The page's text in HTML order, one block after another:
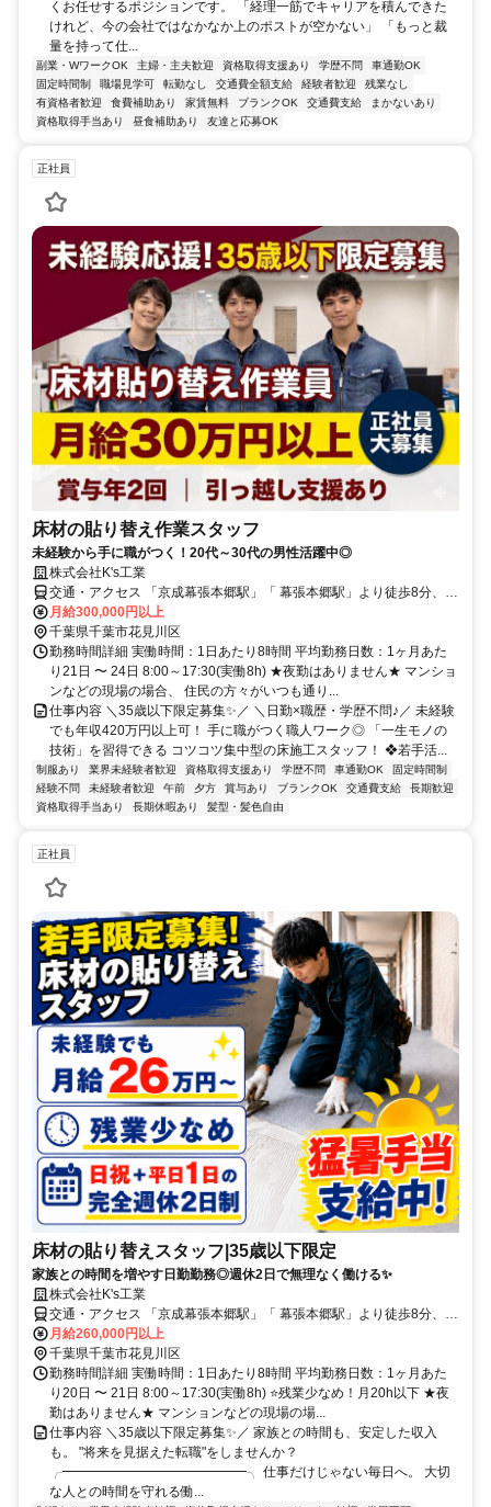
くお任せするポジションです。 「経理一筋でキャリアを積んできた
けれど、今の会社ではなかなか上のポストが空かない」 「もっと裁
量を持って仕...
副業・WワークOK 主婦・主夫歓迎 資格取得支援あり 学歴不問
車通勤OK
固定時間制
職場見学可 転勤なし 交通費全額支給 経験者歓迎
残業なし
有資格者歓迎
食費補助あり 家賃無料 ブランクOK 交通費支給
まかないあり
資格取得手当あり
昼食補助あり 友達と応募OK
正社員
床材の貼り替え作業スタッフ
未経験から手に職がつく！20代～30代の男性活躍中◎
株式会社K's工業
交通・アクセス 「京成幕張本郷駅」「 幕張本郷駅」より徒歩8分、
「京成大久保駅」より徒歩21分
月給300,000円以上
千葉県千葉市花見川区
勤務時間詳細 実働時間：1日あたり8時間 平均勤務日数：1ヶ月あた
り21日 〜 24日 8:00～17:30(実働8h) ★夜勤はありません★ マンショ
ンなどの現場の場合、 住民の方々がいつも通り...
仕事内容 ＼35歳以下限定募集✨／ ＼日勤×職歴・学歴不問♪／ 未経験
でも年収420万円以上可！ 手に職がつく職人ワーク◎ 「一生モノの
技術」を習得できる コツコツ集中型の床施工スタッフ！ ❖若手活...
制服あり 業界未経験者歓迎 資格取得支援あり 学歴不問 車通勤OK
固定時間制
経験不問
未経験者歓迎 午前 夕方 賞与あり ブランクOK 交通費支給
長期歓迎
資格取得手当あり
長期休暇あり 髪型・髪色自由
正社員
床材の貼り替えスタッフ|35歳以下限定
家族との時間を増やす日勤勤務◎週休2日で無理なく働ける✨
株式会社K's工業
交通・アクセス 「京成幕張本郷駅」「 幕張本郷駅」より徒歩8分、
「京成大久保駅」より徒歩21分
月給260,000円以上
千葉県千葉市花見川区
勤務時間詳細 実働時間：1日あたり8時間 平均勤務日数：1ヶ月あた
り20日 〜 21日 8:00～17:30(実働8h) ⭐残業少なめ！月20h以下 ★夜
勤はありません★ マンションなどの現場の場...
仕事内容 ＼35歳以下限定募集✨／ 家族との時間も、安定した収入
も。 "将来を見据えた転職"をしませんか？
╭━━━━━━━━━━━━━━╮ 仕事だけじゃない毎日へ。 大切
な人との時間を守れる働...